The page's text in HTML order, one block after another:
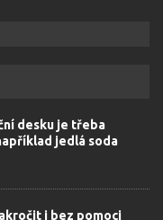
desku je třeba
jedlá soda
i bez pomoci